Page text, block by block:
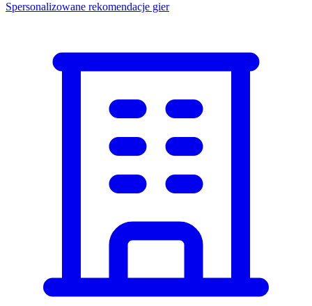
Spersonalizowane rekomendacje gier